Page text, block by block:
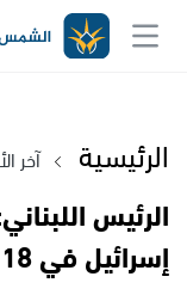
الرئيسية آخر
الرئيس
إسرائيل في 18 فبراير دون تأجيل